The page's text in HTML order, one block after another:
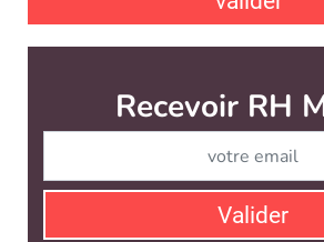
Recevoir RH
Valider